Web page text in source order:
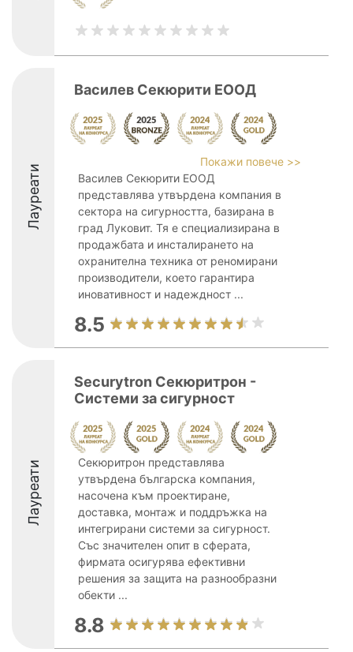
Лауреати
Василев Секюрити ЕООД
Покажи повече >>
Василев Секюрити ЕООД
представлява утвърдена компания в
сектора на сигурността, базирана в
град Луковит. Тя е специализирана в
продажбата и инсталирането на
охранителна техника от реномирани
производители, което гарантира
иновативност и надеждност ...
8.5
Лауреати
Securytron Секюритрон -
Системи за сигурност
Секюритрон представлява
утвърдена българска компания,
насочена към проектиране,
доставка, монтаж и поддръжка на
интегрирани системи за сигурност.
Със значителен опит в сферата,
фирмата осигурява ефективни
решения за защита на разнообразни
обекти ...
8.8